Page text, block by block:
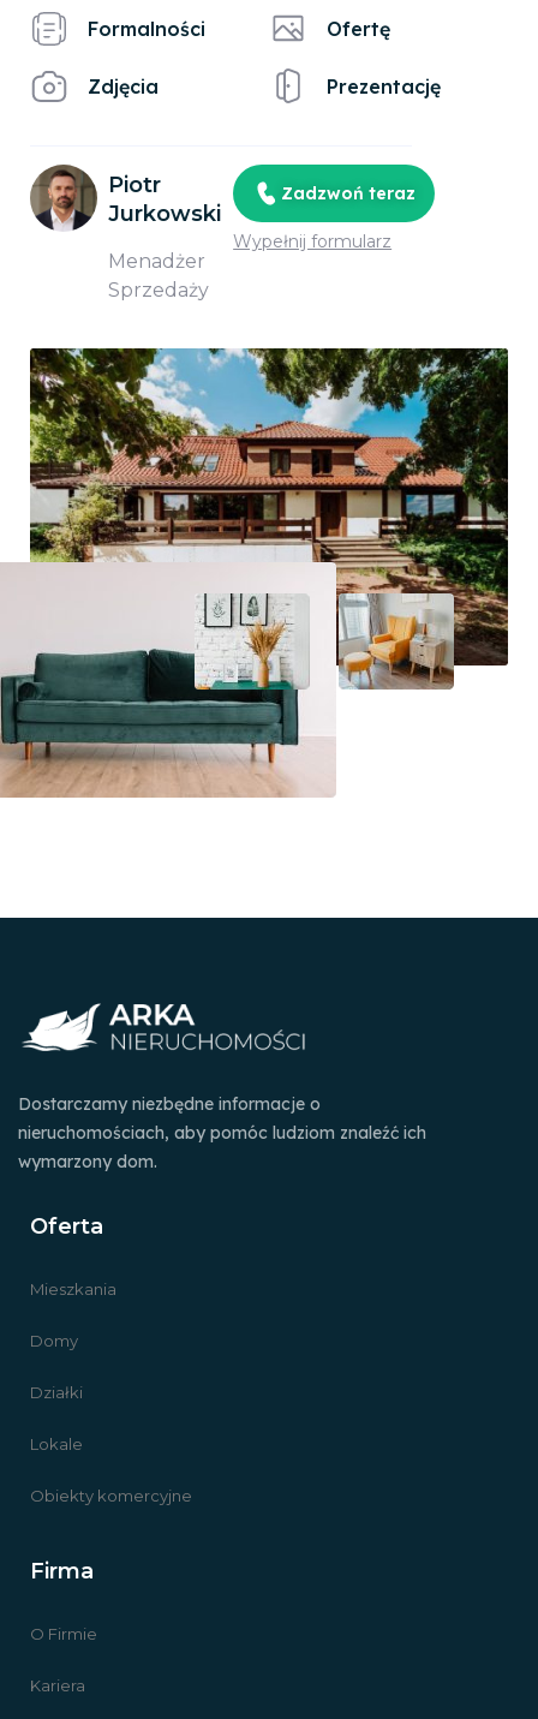
Formalności
Zdjęcia
Ofertę
Prezentację
Piotr
Jurkowski
Menadżer
Sprzedaży
Zadzwoń teraz
Wypełnij formularz
Dostarczamy niezbędne informacje o
nieruchomościach, aby pomóc ludziom znaleźć ich
wymarzony dom.
Oferta
Mieszkania
Domy
Działki
Lokale
Obiekty komercyjne
Firma
O Firmie
Kariera